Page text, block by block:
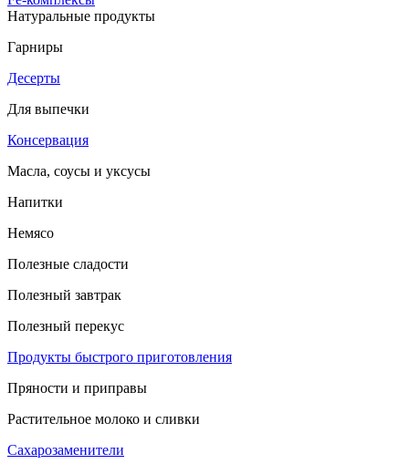
Натуральные продукты
Гарниры
Десерты
Для выпечки
Консервация
Масла, соусы и уксусы
Напитки
Немясо
Полезные сладости
Полезный завтрак
Полезный перекус
Продукты быстрого приготовления
Пряности и приправы
Растительное молоко и сливки
Сахарозаменители